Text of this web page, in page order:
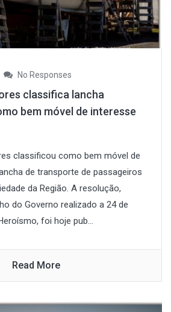
No Responses
classifica lancha
bem móvel de interesse
classificou como bem móvel de
de transporte de passageiros
da Região. A resolução,
do Governo realizado a 24 de
foi hoje pub...
Read More